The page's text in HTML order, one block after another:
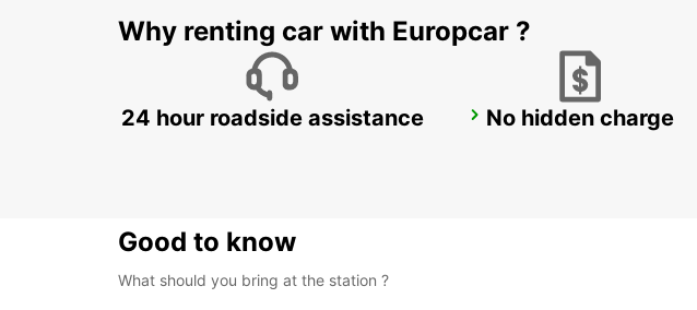
GRAZ AIRPORT -IKC- ZALAEGERSZEG
Why renting car with Europcar ?
24 hour roadside assistance No hidden charge
Good to know
What should you bring at the station ?